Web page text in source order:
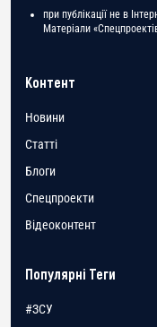
при публікації не в
Матеріали
Контент
Новини
Статті
Блоги
Спецпроекти
Відеоконтент
Популярні Теги
#ЗСУ